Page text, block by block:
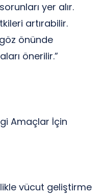
yer alır.
artırabilir.
göz önünde
önerilir.”
Amaçlar İçin
vücut geliştirme